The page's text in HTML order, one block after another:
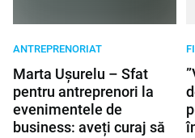
ANTREPRENORIAT
Marta Ușurelu – Sfat
pentru antreprenori la
evenimentele de
business: aveți curaj să